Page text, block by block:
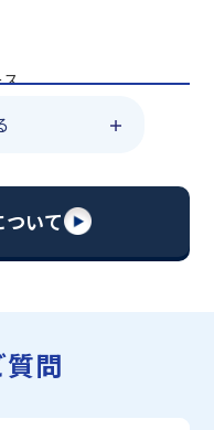
対策コース
いて
問